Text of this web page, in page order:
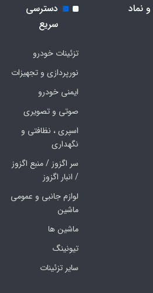
نماد
دسترسی
سریع
تزئینات خودرو
نورپردازی و تجهیزات
ایمنی خودرو
صوتی و تصویری
اسپری ، نظافتی و
نگهداری
سر اگزوز / منبع اگزوز
/ انبار اگزوز
لوازم جانبی و عمومی
ماشین
ماشین ها
تیونینگ
سایر تزئینات